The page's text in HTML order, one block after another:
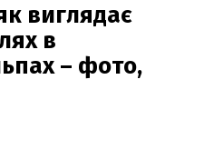
виглядає
в
– фото,